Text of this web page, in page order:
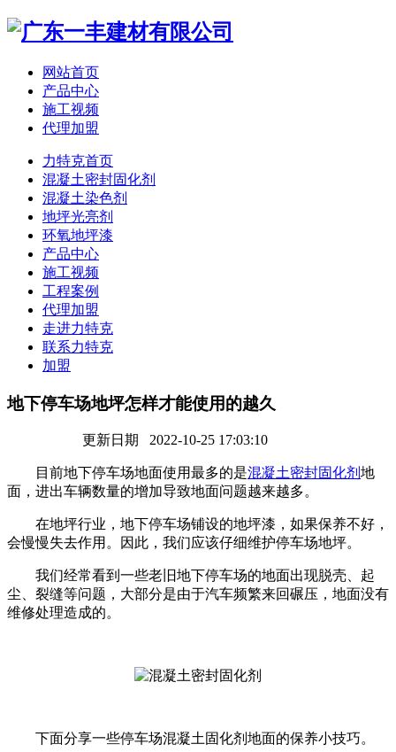
网站首页
产品中心
施工视频
代理加盟
力特克首页
混凝土密封固化剂
混凝土染色剂
地坪光亮剂
环氧地坪漆
产品中心
施工视频
工程案例
代理加盟
走进力特克
联系力特克
加盟
地下停车场地坪怎样才能使用的越久
更新日期 2022-10-25 17:03:10
目前地下停车场地面使用最多的是混凝土密封固化剂 地
面，进出车辆数量的增加导致地面问题越来越多。
在地坪行业，地下停车场铺设的地坪漆，如果保养不好，
会慢慢失去作用。因此，我们应该仔细维护停车场地坪。
我们经常看到一些老旧地下停车场的地面出现脱壳、起
尘、裂缝等问题，大部分是由于汽车频繁来回碾压，地面没有
维修处理造成的。
下面分享一些停车场混凝土固化剂地面的保养小技巧。